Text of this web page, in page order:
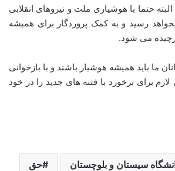
حتما با هوشیاری ملت و نیروهای انقلابی
رسید و به کمک پروردگار برای همیشه
می شود.
ما باید همیشه هوشیار باشند و با بازخوانی
برای برخورد با فتنه های جدید را در خود
سیستان و بلوچستان حق